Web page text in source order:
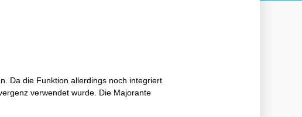
Da die Funktion allerdings noch integriert
verwendet wurde. Die Majorante